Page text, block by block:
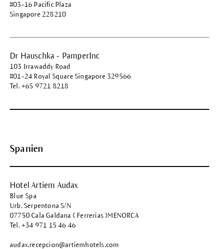
#03-16 Pacific Plaza
Singapore 228210
Dr Hauschka - PamperInc
103 Irrawaddy Road
#01-24 Royal Square Singapore 329566
Tel. +65 9721 8218
Spanien
Hotel Artiem Audax
Blue Spa
Urb. Serpentona S/N
07750 Cala Galdana ( Ferrerias )MENORCA
Tel. +34 971 15 46 46
audax.recepcion@artiemhotels.com